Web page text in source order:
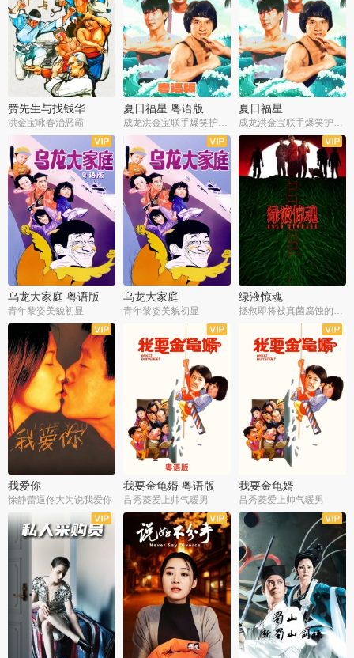
赞先生与找钱华
洪金宝咏春治恶霸
夏日福星 粤语版
成龙洪金宝联手爆笑护美女
夏日福星
成龙洪金宝联手爆笑护美女
乌龙大家庭 粤语版
青年黎姿美貌初显
乌龙大家庭
青年黎姿美貌初显
绿液惊魂
拯救即将被真菌腐蚀的世界
我爱你
徐静蕾逼佟大为说我爱你
我要金龟婿 粤语版
吕秀菱爱上帅气暖男
我要金龟婿
吕秀菱爱上帅气暖男